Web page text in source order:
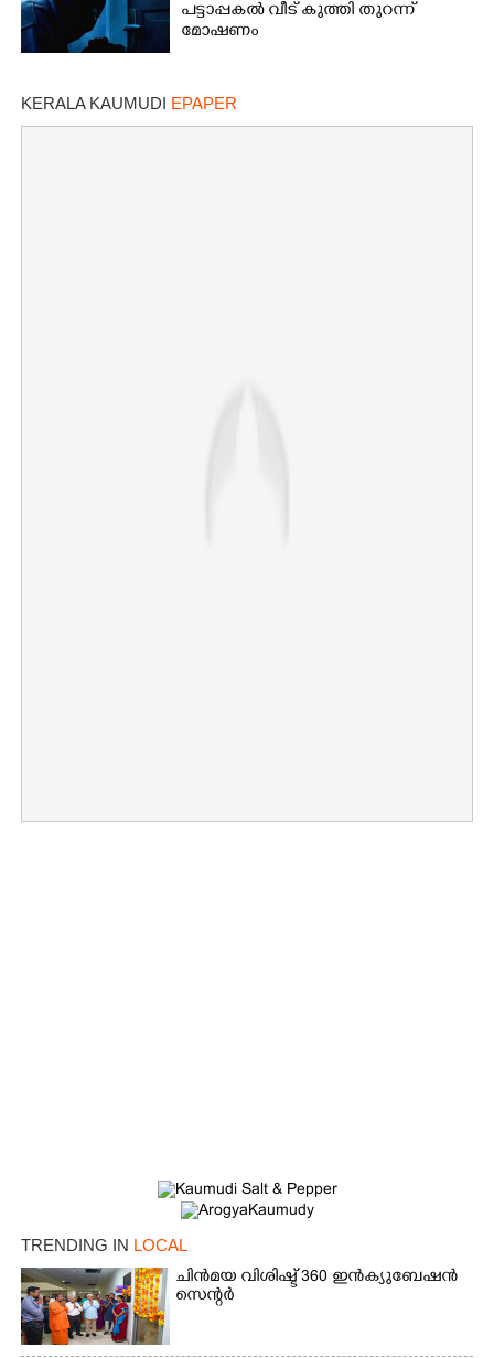
പട്ടാപ്പകൽ വീട് കുത്തി തുറന്ന്
മോഷണം
KERALA KAUMUDI EPAPER
TRENDING IN LOCAL
ചിൻമയ വിശിഷ്ട് 360 ഇൻക്യുബേഷൻ
സെന്റർ